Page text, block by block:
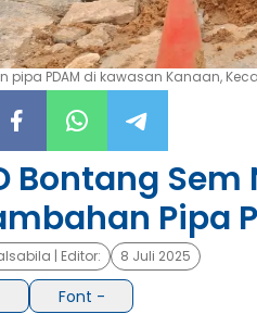
pipa PDAM di kawasan Kanaan,
Bontang
Pipa
| Editor: 8 Juli 2025
Font -